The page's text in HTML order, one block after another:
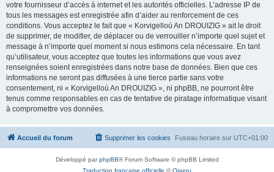
votre fournisseur d’accès à internet et les autorités officielles. L’adresse IP de
tous les messages est enregistrée afin d’aider au renforcement de ces
conditions. Vous acceptez le fait que « Korvigelloù An DROUIZIG » ait le droit
de supprimer, de modifier, de déplacer ou de verrouiller n’importe quel sujet et
message à n’importe quel moment si nous estimons cela nécessaire. En tant
qu’utilisateur, vous acceptez que toutes les informations que vous avez
renseignées soient enregistrées dans notre base de données. Bien que ces
informations ne seront pas diffusées à une tierce partie sans votre
consentement, ni « Korvigelloù An DROUIZIG », ni phpBB, ne pourront être
tenus comme responsables en cas de tentative de piratage informatique visant
à compromettre vos données.
Accueil du forum Fuseau horaire sur UTC+01:00
Supprimer les cookies
Développé parphpBB® Forum Software © phpBB Limited
Traduction française officielle ©Qiaeru